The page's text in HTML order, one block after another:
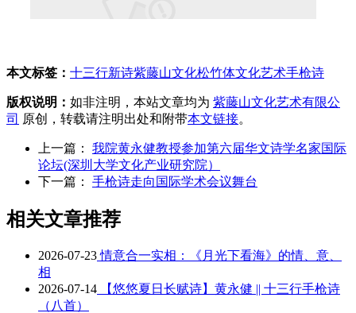
本文标签： 十三行新诗紫藤山文化松竹体文化艺术手枪诗
版权说明： 如非注明，本站文章均为 紫藤山文化艺术有限公
司 原创，转载请注明出处和附带本文链接。
上一篇： 我院黄永健教授参加第六届华文诗学名家国际
论坛(深圳大学文化产业研究院）
下一篇： 手枪诗走向国际学术会议舞台
相关文章推荐
2026-07-23情意合一实相：《月光下看海》的情、意、
相
2026-07-14 【悠悠夏日长赋诗】黄永健 || 十三行手枪诗
（八首）